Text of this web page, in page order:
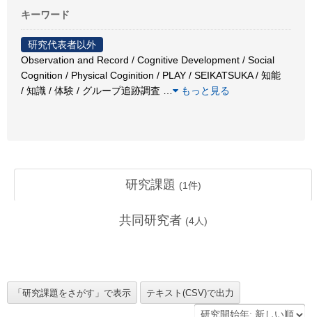
キーワード
研究代表者以外
Observation and Record / Cognitive Development / Social
Cognition / Physical Coginition / PLAY / SEIKATSUKA / 知能
/ 知識 / 体験 / グループ追跡調査
もっと見る
研究課題 (1件)
共同研究者 (4人)